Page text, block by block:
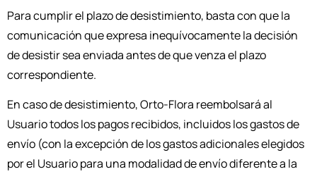
Para cumplir el plazo de desistimiento, basta con que la
comunicación que expresa inequívocamente la decisión
de desistir sea enviada antes de que venza el plazo
correspondiente.
En caso de desistimiento, Orto-Flora reembolsará al
Usuario todos los pagos recibidos, incluidos los gastos de
envío (con la excepción de los gastos adicionales elegidos
por el Usuario para una modalidad de envío diferente a la